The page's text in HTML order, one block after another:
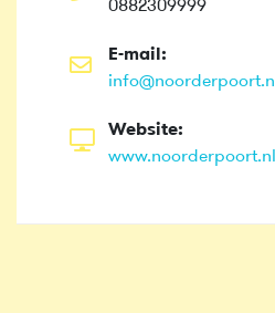
0882309999
E-mail:
info@noorderpoort.nl
Website:
www.noorderpoort.nl